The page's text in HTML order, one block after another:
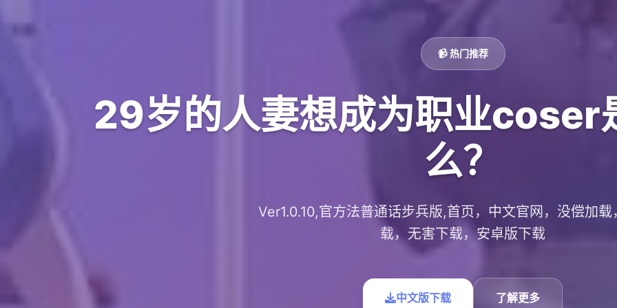
📹 热门推荐
29岁的人妻想成为职业coser
么？
Ver1.0.10,官方法普通话步兵版,首页，中文官网，没偿加载
载，无害下载，安卓版下载
中文版下载 了解更多